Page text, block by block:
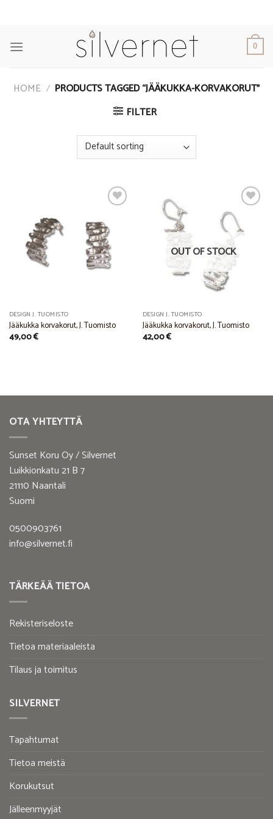
0
HOME / PRODUCTS TAGGED “JÄÄKUKKA-KORVAKORUT”
FILTER
Add to
Wishlist
DESIGN J. TUOMISTO
Jääkukka korvakorut, J. Tuomisto
49,00€
Add to
OUT OF STOCK
DESIGN J. TUOMISTO
Jääkukka korvakorut, J. Tuomisto
42,00€
OTA YHTEYTTÄ
Sunset Koru Oy / Silvernet
Luikkionkatu 21 B 7
21110 Naantali
Suomi
0500903761
info@silvernet.fi
TÄRKEÄÄ TIETOA
Rekisteriseloste
Tietoa materiaaleista
Tilaus ja toimitus
SILVERNET
Tapahtumat
Tietoa meistä
Korukutsut
Jälleenmyyjät